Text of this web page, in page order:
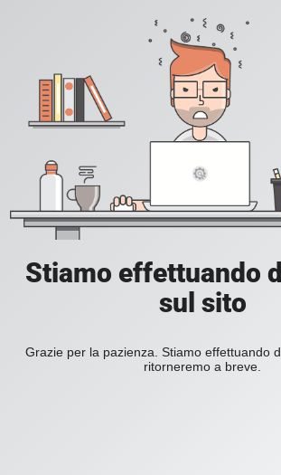
Stiamo effettuando
sul sito
Grazie per la pazienza. Stiamo effettuando
ritorneremo a breve.